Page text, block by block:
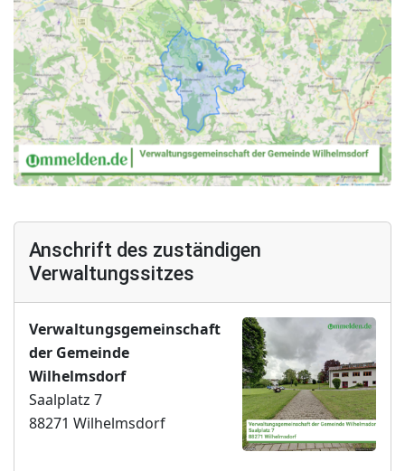
Anschrift des zuständigen
Verwaltungssitzes
Verwaltungsgemeinschaft
der Gemeinde
Wilhelmsdorf
Saalplatz 7
88271 Wilhelmsdorf